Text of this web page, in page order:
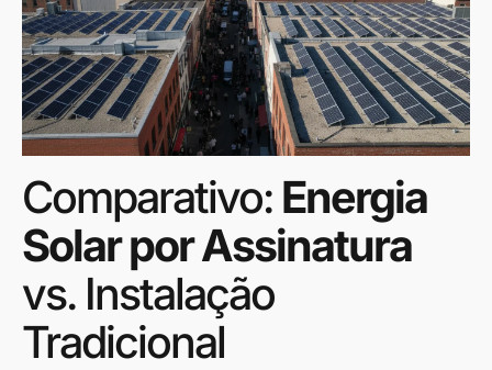
Comparativo: Energia
Solar por Assinatura
vs. Instalação
Tradicional